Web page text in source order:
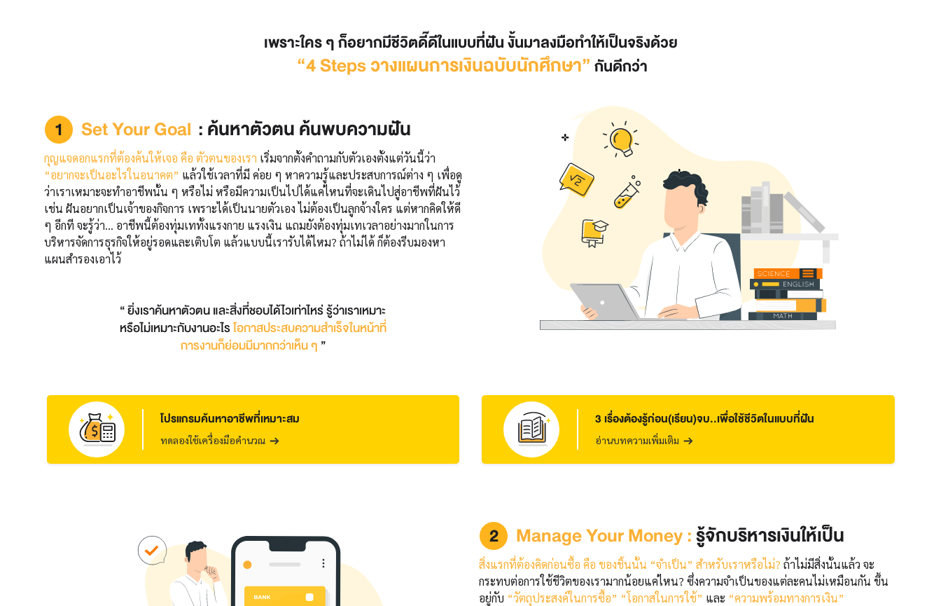
เพราะใคร ๆ ก็อยากมีชีวิตดี๊ดีในแบบที่ฝัน งั้นมาลงมือทำให้เป็นจริงด้วย
“4 Steps วางแผนการเงินฉบับนักศึกษา”กันดีกว่า
Set Your Goal : ค้นหาตัวตน ค้นพบความฝัน
กุญแจดอกแรกที่ต้องค้นให้เจอ คือ ตัวตนของเรา เริ่มจากตั้งคำถามกับตัวเองตั้งแต่วันนี้ว่า
“อยากจะเป็นอะไรในอนาคต” แล้วใช้เวลาที่มี ค่อย ๆ หาความรู้และประสบการณ์ต่าง ๆ เพื่อดู
ว่าเราเหมาะจะทำอาชีพนั้น ๆ หรือไม่ หรือมีความเป็นไปได้แค่ไหนที่จะเดินไปสู่อาชีพที่ฝันไว้
เช่น ฝันอยากเป็นเจ้าของกิจการ เพราะได้เป็นนายตัวเอง ไม่ต้องเป็นลูกจ้างใคร แต่หากคิดให้ดี
ๆ อีกที จะรู้ว่า... อาชีพนี้ต้องทุ่มเททั้งแรงกาย แรงเงิน แถมยังต้องทุ่มเทเวลาอย่างมากในการ
บริหารจัดการธุรกิจให้อยู่รอดและเติบโต แล้วแบบนี้เรารับได้ไหม? ถ้าไม่ได้ ก็ต้องรีบมองหา
แผนสำรองเอาไว้
“ ยิ่งเราค้นหาตัวตน และสิ่งที่ชอบได้ไวเท่าไหร่ รู้ว่าเราเหมาะ
หรือไม่เหมาะกับงานอะไรโอกาสประสบความสำเร็จในหน้าที่
การงานก็ย่อมมีมากกว่าเห็น ๆ ”
โปรแกรมค้นหาอาชีพที่เหมาะสม
ทดลองใช้เครื่องมือคำนวณ
3 เรื่องต้องรู้ก่อน(เรียน)จบ..เพื่อใช้ชีวิตในแบบที่ฝัน
อ่านบทความเพิ่มเติม
Manage Your Money :รู้จักบริหารเงินให้เป็น
สิ่งแรกที่ต้องคิดก่อนซื้อ คือ ของชิ้นนั้น “จำเป็น” สำหรับเราหรือไม่? ถ้าไม่มีสิ่งนั้นแล้ว จะ
กระทบต่อการใช้ชีวิตของเรามากน้อยแค่ไหน? ซึ่งความจำเป็นของแต่ละคนไม่เหมือนกัน ขึ้น
อยู่กับ “วัตถุประสงค์ในการซื้อ” “โอกาสในการใช้” และ “ความพร้อมทางการเงิน”